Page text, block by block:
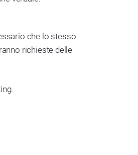
che lo stesso
richieste delle